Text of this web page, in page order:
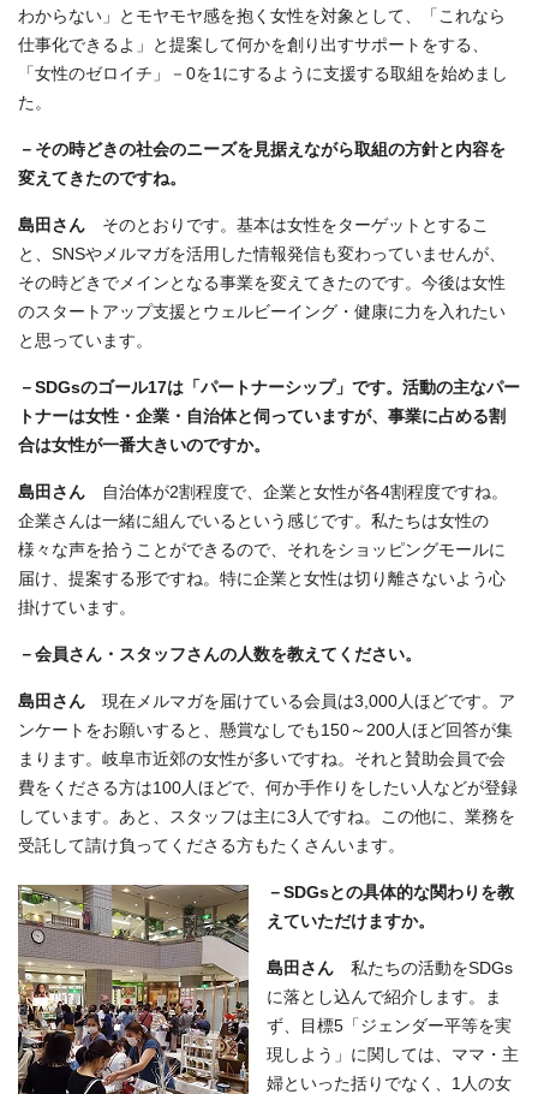
わからない」とモヤモヤ感を抱く女性を対象として、「これなら
仕事化できるよ」と提案して何かを創り出すサポートをする、
「女性のゼロイチ」－0を1にするように支援する取組を始めまし
た。
－その時どきの社会のニーズを見据えながら取組の方針と内容を
変えてきたのですね。
島田さん そのとおりです。基本は女性をターゲットとするこ
と、SNSやメルマガを活用した情報発信も変わっていませんが、
その時どきでメインとなる事業を変えてきたのです。今後は女性
のスタートアップ支援とウェルビーイング・健康に力を入れたい
と思っています。
－SDGsのゴール17は「パートナーシップ」です。活動の主なパー
トナーは女性・企業・自治体と伺っていますが、事業に占める割
合は女性が一番大きいのですか。
島田さん 自治体が2割程度で、企業と女性が各4割程度ですね。
企業さんは一緒に組んでいるという感じです。私たちは女性の
様々な声を拾うことができるので、それをショッピングモールに
届け、提案する形ですね。特に企業と女性は切り離さないよう心
掛けています。
－会員さん・スタッフさんの人数を教えてください。
島田さん 現在メルマガを届けている会員は3,000人ほどです。ア
ンケートをお願いすると、懸賞なしでも150～200人ほど回答が集
まります。岐阜市近郊の女性が多いですね。それと賛助会員で会
費をくださる方は100人ほどで、何か手作りをしたい人などが登録
しています。あと、スタッフは主に3人ですね。この他に、業務を
受託して請け負ってくださる方もたくさんいます。
－SDGsとの具体的な関わりを教
えていただけますか。
島田さん 私たちの活動をSDGs
に落とし込んで紹介します。ま
ず、目標5「ジェンダー平等を実
現しよう」に関しては、ママ・主
婦といった括りでなく、1人の女